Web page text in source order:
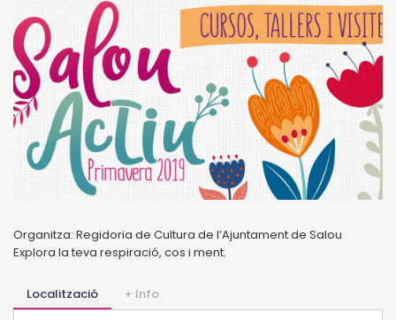
Organitza: Regidoria de Cultura de l’Ajuntament de Salou
Explora la teva respiració, cos i ment.
Localització + Info